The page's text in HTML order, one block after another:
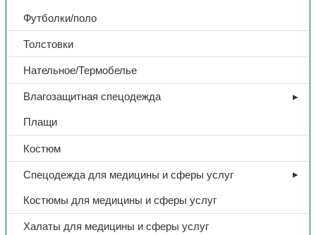
Футболки/поло
Толстовки
Нательное/Термобелье
Влагозащитная спецодежда
Плащи
Костюм
Спецодежда для медицины и сферы услуг
Костюмы для медицины и сферы услуг
Халаты для медицины и сферы услуг